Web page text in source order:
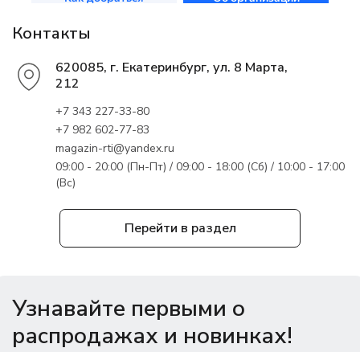
Перейти в раздел
Контакты
620085, г. Екатеринбург, ул. 8 Марта,
212
+7 343 227-33-80
+7 982 602-77-83
magazin-rti@yandex.ru
09:00 - 20:00 (Пн-Пт) / 09:00 - 18:00 (Сб) / 10:00 - 17:00
(Вс)
Узнавайте первыми о
распродажах и новинках!